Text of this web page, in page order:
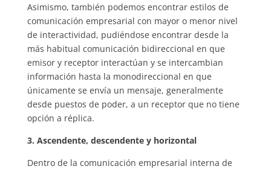
Asimismo, también podemos encontrar estilos de
comunicación empresarial con mayor o menor nivel
de interactividad, pudiéndose encontrar desde la
más habitual comunicación bidireccional en que
emisor y receptor interactúan y se intercambian
información hasta la monodireccional en que
únicamente se envía un mensaje, generalmente
desde puestos de poder, a un receptor que no tiene
opción a réplica.
3. Ascendente, descendente y horizontal
Dentro de la comunicación empresarial interna de